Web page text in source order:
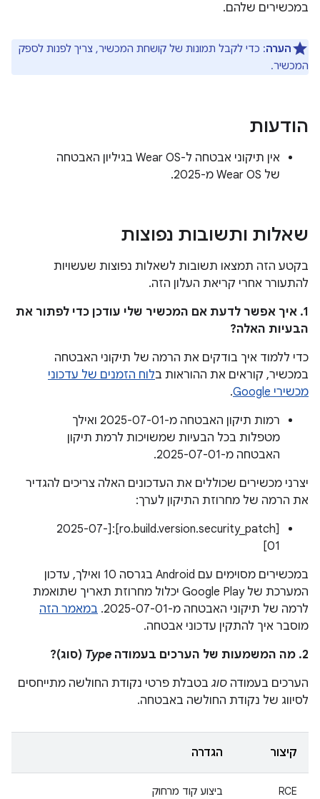
במכשירים שלהם.
הערה: כדי לקבל תמונות של קושחת המכשיר, צריך לפנות לספק
המכשיר.
הודעות
אין תיקוני אבטחה ל-Wear OS בגיליון האבטחה
של Wear OS מ-2025.
שאלות ותשובות נפוצות
בקטע הזה תמצאו תשובות לשאלות נפוצות שעשויות
להתעורר אחרי קריאת העלון הזה.
1. איך אפשר לדעת אם המכשיר שלי עודכן כדי לפתור את
הבעיות האלה?
כדי ללמוד איך בודקים את הרמה של תיקוני האבטחה
במכשיר, קוראים את ההוראות בלוח הזמנים של עדכוני
מכשירי Google
.
רמות תיקון האבטחה מ-2025-07-01 ואילך
מטפלות בכל הבעיות שמשויכות לרמת תיקון
האבטחה מ-2025-07-01.
יצרני מכשירים שכוללים את העדכונים האלה צריכים להגדיר
את הרמה של מחרוזת התיקון לערך:
[ro.build.version.security_patch]:[2025-07-
01]
במכשירים מסוימים עם Android בגרסה 10 ואילך, עדכון
המערכת של Google Play יכלול מחרוזת תאריך שתואמת
לרמה של תיקוני האבטחה מ-2025-07-01.
במאמר הזה
מוסבר איך להתקין עדכוני אבטחה.
2. מה המשמעות של הערכים בעמודה
Type (סוג)?
הערכים בעמודה סוג בטבלת פרטי נקודת החולשה מתייחסים
לסיווג של נקודת החולשה באבטחה.
קיצור הגדרה
RCE ביצוע קוד מרחוק